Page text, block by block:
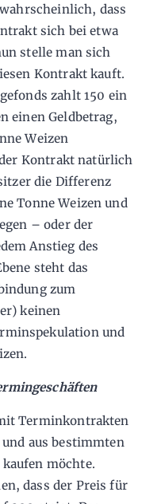
dass
sich bei etwa
stelle man sich
Kontrakt kauft.
zahlt 150 ein
einen Geldbetrag,
Weizen
Kontrakt natürlich
die Differenz
Tonne Weizen und
– oder der
Anstieg des
steht das
zum
keinen
und
Terminkontrakten
aus bestimmten
möchte.
dass der Preis für